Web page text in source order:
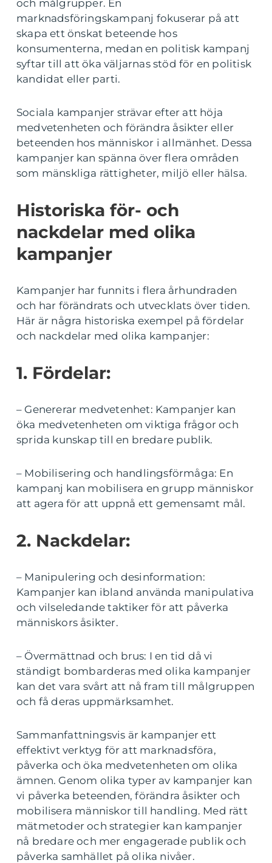
och målgrupper. En
marknadsföringskampanj fokuserar på att
skapa ett önskat beteende hos
konsumenterna, medan en politisk kampanj
syftar till att öka väljarnas stöd för en politisk
kandidat eller parti.
Sociala kampanjer strävar efter att höja
medvetenheten och förändra åsikter eller
beteenden hos människor i allmänhet. Dessa
kampanjer kan spänna över flera områden
som mänskliga rättigheter, miljö eller hälsa.
Historiska för- och
nackdelar med olika
kampanjer
Kampanjer har funnits i flera århundraden
och har förändrats och utvecklats över tiden.
Här är några historiska exempel på fördelar
och nackdelar med olika kampanjer:
1. Fördelar:
– Genererar medvetenhet: Kampanjer kan
öka medvetenheten om viktiga frågor och
sprida kunskap till en bredare publik.
– Mobilisering och handlingsförmåga: En
kampanj kan mobilisera en grupp människor
att agera för att uppnå ett gemensamt mål.
2. Nackdelar:
– Manipulering och desinformation:
Kampanjer kan ibland använda manipulativa
och vilseledande taktiker för att påverka
människors åsikter.
– Övermättnad och brus: I en tid då vi
ständigt bombarderas med olika kampanjer
kan det vara svårt att nå fram till målgruppen
och få deras uppmärksamhet.
Sammanfattningsvis är kampanjer ett
effektivt verktyg för att marknadsföra,
påverka och öka medvetenheten om olika
ämnen. Genom olika typer av kampanjer kan
vi påverka beteenden, förändra åsikter och
mobilisera människor till handling. Med rätt
mätmetoder och strategier kan kampanjer
nå bredare och mer engagerade publik och
påverka samhället på olika nivåer.